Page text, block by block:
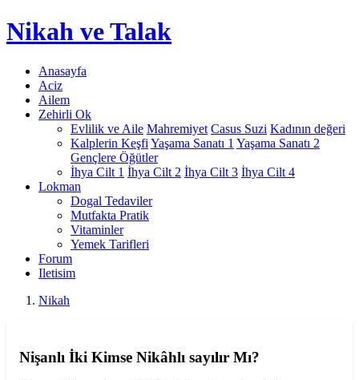
Nikah ve Talak
Anasayfa
Aciz
Ailem
Zehirli Ok
Evlilik ve Aile Mahremiyet Casus Suzi Kadının değeri
Kalplerin Keşfi Yaşama Sanatı 1 Yaşama Sanatı 2
Gençlere Öğütler
İhya Cilt 1 İhya Cilt 2 İhya Cilt 3 İhya Cilt 4
Lokman
Dogal Tedaviler
Mutfakta Pratik
Vitaminler
Yemek Tarifleri
Forum
Iletisim
Nikah
Nişanlı İki Kimse Nikâhlı sayılır Mı?